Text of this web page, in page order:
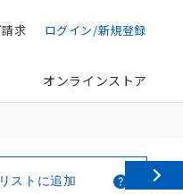
ログイン/新規登録
求
オンラインストア
ストに追加